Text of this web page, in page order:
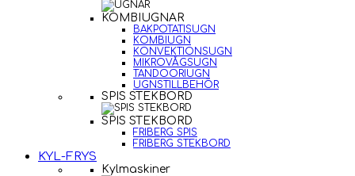
KOMBIUGNAR
BAKPOTATISUGN
KOMBIUGN
KONVEKTIONSUGN
MIKROVÅGSUGN
TANDOORIUGN
UGNSTILLBEHÖR
SPIS STEKBORD
SPIS STEKBORD
FRIBERG SPIS
FRIBERG STEKBORD
KYL-FRYS
Kylmaskiner